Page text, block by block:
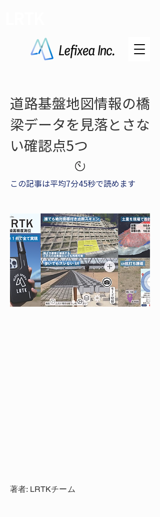
道路基盤地図情報の橋
梁データを見落とさな
い確認点5つ
この記事は平均7分45秒で読めます
著者: LRTKチーム